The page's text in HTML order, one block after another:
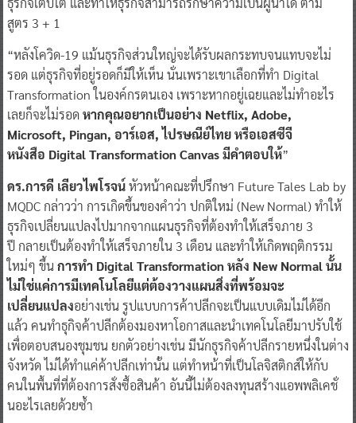
สูตร 3 + 1
​“หลังโควิด-19 แม้นธุรกิจส่วนใหญ่จะได้รับผลกระทบจนแทบจะไม่
รอด แต่ธุรกิจที่อยู่รอดก็มีให้เห็น นั่นเพราะเขาเลือกที่ทำ Digital
Transformation ในองค์กรตนเอง เพราะหากอยู่เฉยและไม่ทำอะไร
เลยก็จะไม่รอดหากคุณอยากเป็นอย่าง Netflix, Adobe,
Microsoft, Pingan, อาร์เอส, ไปรษณีย์ไทย หรือเอสซีจี
หนังสือ Digital Transformation Canvas มีคำตอบให้”​
ดร.การดี เลียวไพโรจน์หัวหน้าคณะที่ปรึกษา Future Tales Lab by
MQDC กล่าวว่า การเกิดขึ้นของคำว่า ปกติใหม่ (New Normal) ทำให้
ธุรกิจเปลี่ยนแปลงไปมากจากแผนธุรกิจที่ต้องทำให้เสร็จภาย 3
ปี กลายเป็นต้องทำให้เสร็จภายใน 3 เดือน และทำให้เกิดพฤติกรรม
ใหม่ๆ ขึ้นการทำ Digital Transformationหลัง New Normalนั้น
ไม่ใช่แค่การมีเทคโนโลยีแต่ต้องวางแผนสิ่งที่พร้อมจะ
เปลี่ยนแปลงอย่างเช่น รูปแบบการค้าปลีกจะเป็นแบบเดิมไม่ได้อีก
แล้ว คนทำธุกิจค้าปลีกต้องมองหาโอกาสและนำเทคโนโลยีมาปรับใช้
เพื่อตอบสนองชุมชน ยกตัวอย่างเช่น มีนักธุรกิจค้าปลีกรายหนึ่งในต่าง
จังหวัด ไม่ได้ทำแค่ค้าปลีกเท่านั้น แต่ทำหน้าที่เป็นโลจิสติกส์ให้กับ
คนในพื้นที่ที่ต้องการสั่งซื้อสินค้า อันนี้ไม่ต้องลงทุนสร้างแอพพลิเคชั่
นอะไรเลยด้วยซ้ำ